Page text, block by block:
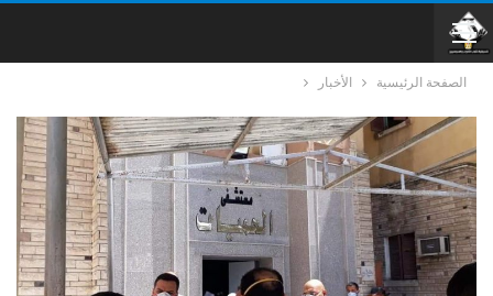
الصفحة الرئيسية الأخبار